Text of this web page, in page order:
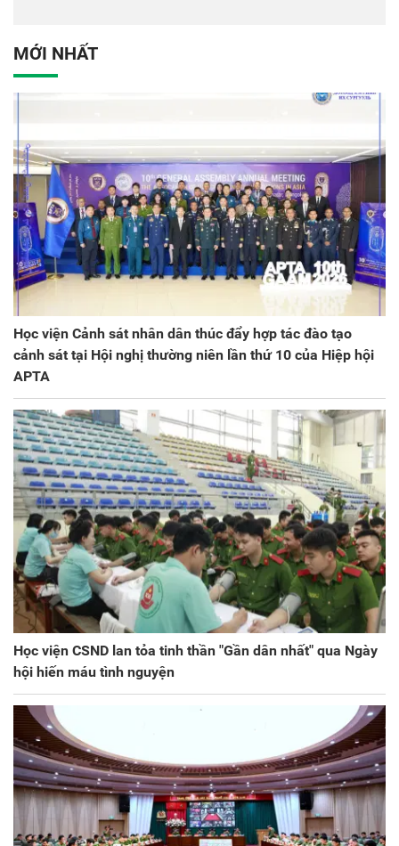
MỚI NHẤT
Học viện Cảnh sát nhân dân thúc đẩy hợp tác đào tạo
cảnh sát tại Hội nghị thường niên lần thứ 10 của Hiệp hội
APTA
Học viện CSND lan tỏa tinh thần "Gần dân nhất" qua Ngày
hội hiến máu tình nguyện